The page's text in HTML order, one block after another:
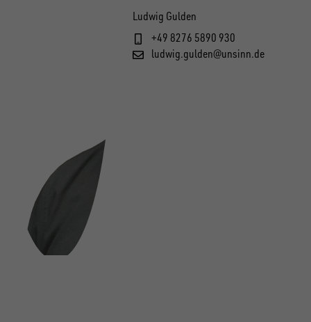
Ludwig Gulden
+49 8276 5890 930
ludwig.gulden@unsinn.de